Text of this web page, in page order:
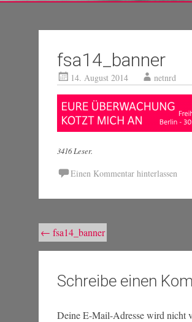
fsa14_banner
14. August 2014 netnrd
3416 Leser.
Einen Kommentar hinterlassen
Beitragsnavigation
← fsa14_banner
Schreibe einen
Deine E-Mail-Adresse wird nicht